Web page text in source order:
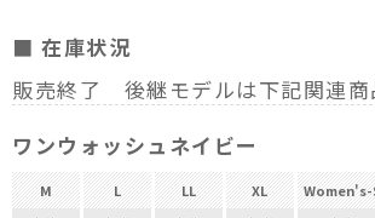
■ 在庫状況
販売終了 後継モデルは下記関連商
ワンウォッシュネイビー
M
L
LL
XL
Women's-